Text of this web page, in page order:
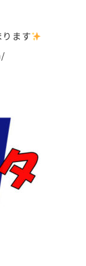
ます